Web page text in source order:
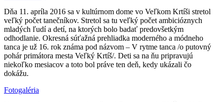
Dňa 11. apríla 2016 sa v kultúrnom dome vo Veľkom Krtíši stretol
veľký počet tanečníkov. Stretol sa tu veľký počet ambicióznych
mladých ľudí a detí, na ktorých bolo badať predovšetkým
odhodlanie. Okresná súťažná prehliadka moderného a módneho
tanca je už 16. rok známa pod názvom – V rytme tanca /o putovný
pohár primátora mesta Veľký Krtíš/. Deti sa na ňu pripravujú
niekoľko mesiacov a toto bol práve ten deň, kedy ukázali čo
dokážu.
Fotogaléria